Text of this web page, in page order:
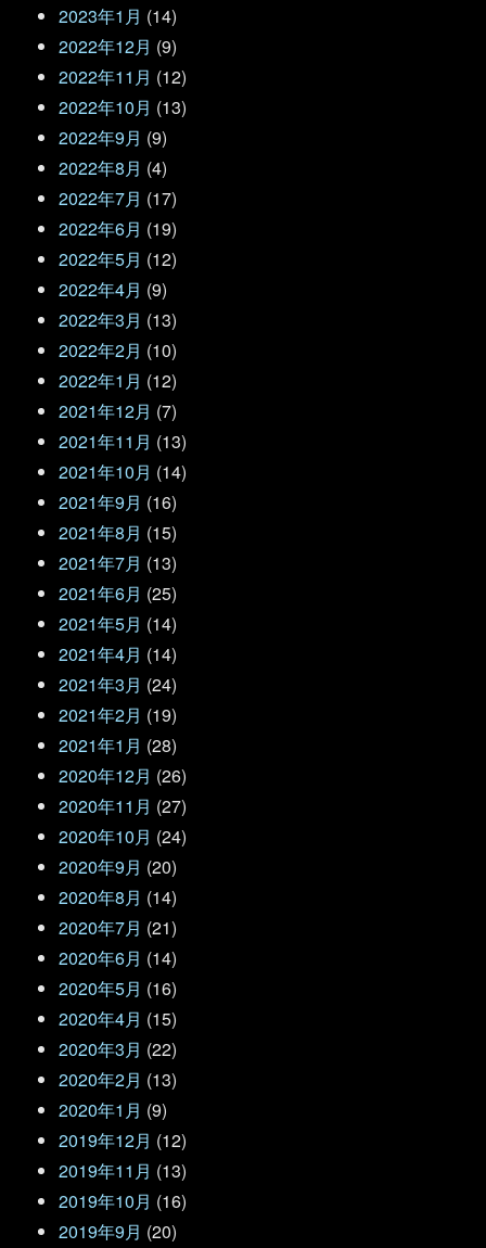
2023年1月 (14)
2022年12月 (9)
2022年11月 (12)
2022年10月 (13)
2022年9月 (9)
2022年8月 (4)
2022年7月 (17)
2022年6月 (19)
2022年5月 (12)
2022年4月 (9)
2022年3月 (13)
2022年2月 (10)
2022年1月 (12)
2021年12月 (7)
2021年11月 (13)
2021年10月 (14)
2021年9月 (16)
2021年8月 (15)
2021年7月 (13)
2021年6月 (25)
2021年5月 (14)
2021年4月 (14)
2021年3月 (24)
2021年2月 (19)
2021年1月 (28)
2020年12月 (26)
2020年11月 (27)
2020年10月 (24)
2020年9月 (20)
2020年8月 (14)
2020年7月 (21)
2020年6月 (14)
2020年5月 (16)
2020年4月 (15)
2020年3月 (22)
2020年2月 (13)
2020年1月 (9)
2019年12月 (12)
2019年11月 (13)
2019年10月 (16)
2019年9月 (20)